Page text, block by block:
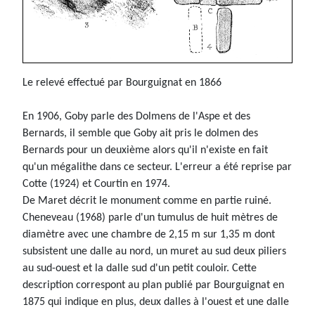
Le relevé effectué par Bourguignat en 1866
En 1906, Goby parle des Dolmens de l'Aspe et des
Bernards, il semble que Goby ait pris le dolmen des
Bernards pour un deuxième alors qu'il n'existe en fait
qu'un mégalithe dans ce secteur. L'erreur a été reprise par
Cotte (1924) et Courtin en 1974.
De Maret décrit le monument comme en partie ruiné.
Cheneveau (1968) parle d'un tumulus de huit mètres de
diamètre avec une chambre de 2,15 m sur 1,35 m dont
subsistent une dalle au nord, un muret au sud deux piliers
au sud-ouest et la dalle sud d'un petit couloir. Cette
description correspont au plan publié par Bourguignat en
1875 qui indique en plus, deux dalles à l'ouest et une dalle